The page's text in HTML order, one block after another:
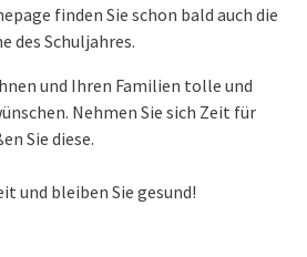
finden Sie schon bald auch die
des Schuljahres.
und Ihren Familien tolle und
Nehmen Sie sich Zeit für
Sie diese.
und bleiben Sie gesund!